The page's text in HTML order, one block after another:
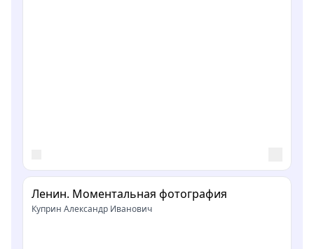
Ленин. Моментальная фотография
Куприн Александр Иванович